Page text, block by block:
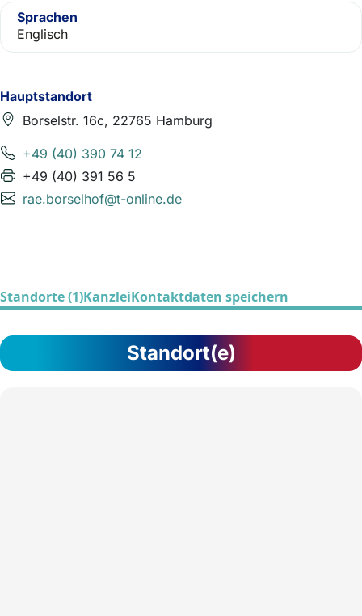
Hauptstandort
Borselstr. 16c, 22765 Hamburg
+49 (40) 390 74 12
+49 (40) 391 56 5
rae.borselhof@t-online.de
Sprachen
Englisch
Standorte (1)KanzleiKontaktdaten speichern
Standort(e)